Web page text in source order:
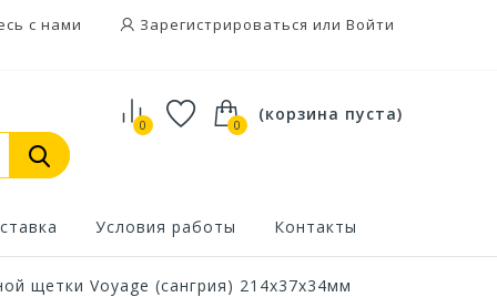
с нами Зарегистрироваться или Войти
0
(корзина пуста)
0
Условия работы Контакты
щетки Voyage (сангрия) 214х37х34мм